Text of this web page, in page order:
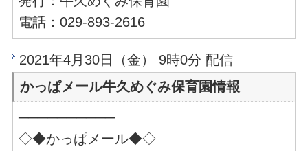
電話：029-893-2616
2021年4月30日（金） 9時0分 配信
かっぱメール牛久めぐみ保育園情報
──────────
◇◆かっぱメール◆◇